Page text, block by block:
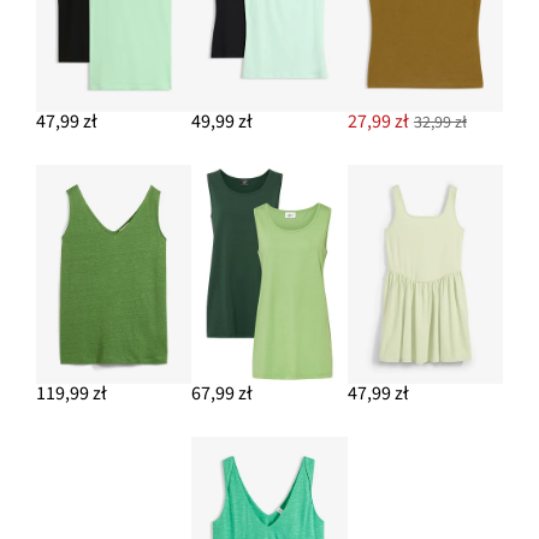
47,99 zł 49,99 zł 27,99 zł 32,99 zł
119,99 zł 67,99 zł 47,99 zł